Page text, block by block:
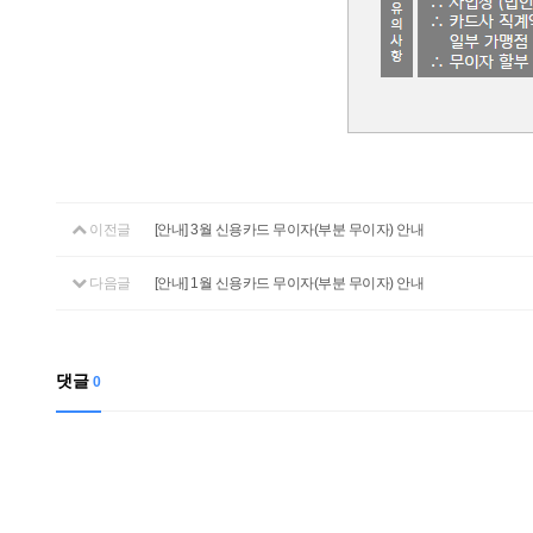
이전글 [안내] 3월 신용카드 무이자(부분 무이자) 안내
다음글 [안내] 1월 신용카드 무이자(부분 무이자) 안내
댓글 0